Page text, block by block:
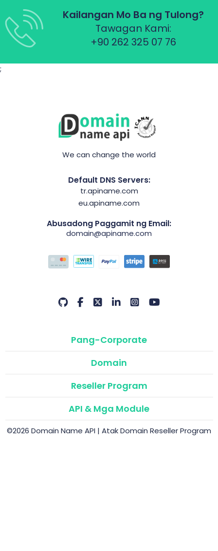
Kailangan Mo Ba ng Tulong?
Tawagan Kami:
+90 262 325 07 76
;
We can change the world
Default DNS Servers:
tr.apiname.com
eu.apiname.com
Abusadong Paggamit ng Email:
domain@apiname.com
Pang-Corporate
Domain
Reseller Program
API & Mga Module
©2026 Domain Name API | Atak Domain Reseller Program